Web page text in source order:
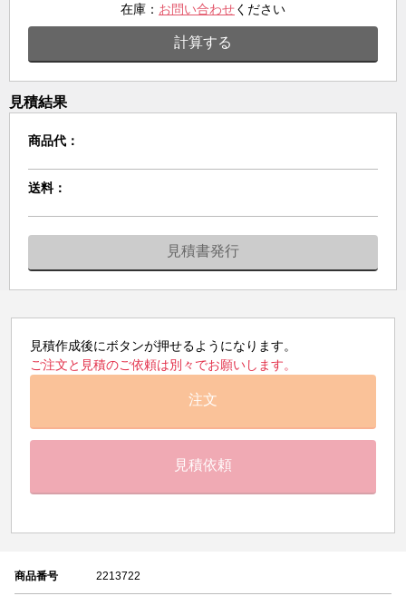
在庫： お問い合わせください
計算する
見積結果
商品代：
送料：
見積書発行
見積作成後にボタンが押せるようになります。
ご注文と見積のご依頼は別々でお願いします。
注文
見積依頼
商品番号 2213722